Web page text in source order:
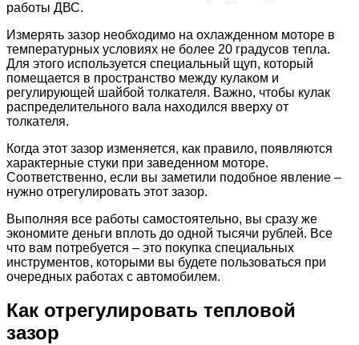
работы ДВС.
Измерять зазор необходимо на охлажденном моторе в
температурных условиях не более 20 градусов тепла.
Для этого используется специальный щуп, который
помещается в пространство между кулаком и
регулирующей шайбой толкателя. Важно, чтобы кулак
распределительного вала находился вверху от
толкателя.
Когда этот зазор изменяется, как правило, появляются
характерные стуки при заведенном моторе.
Соответственно, если вы заметили подобное явление –
нужно отрегулировать этот зазор.
Выполняя все работы самостоятельно, вы сразу же
экономите деньги вплоть до одной тысячи рублей. Все
что вам потребуется – это покупка специальных
инструментов, которыми вы будете пользоваться при
очередных работах с автомобилем.
Как отрегулировать тепловой
зазор